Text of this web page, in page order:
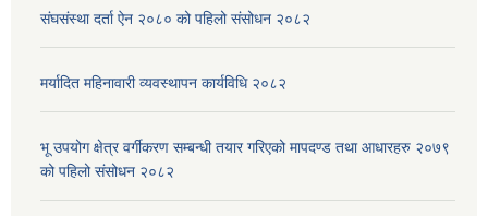
संघसंस्था दर्ता ऐन २०८० को पहिलो संसोधन २०८२
मर्यादित महिनावारी व्यवस्थापन कार्यविधि २०८२
भू उपयोग क्षेत्र वर्गीकरण सम्बन्धी तयार गरिएको मापदण्ड तथा आधारहरु २०७९
को पहिलो संसोधन २०८२